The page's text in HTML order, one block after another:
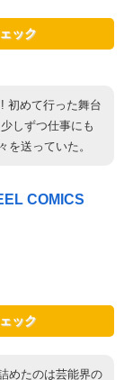
ック
初めて行った舞台
しずつ仕事にも
を送っていた。
COMICS
ック
めたのは芸能界の